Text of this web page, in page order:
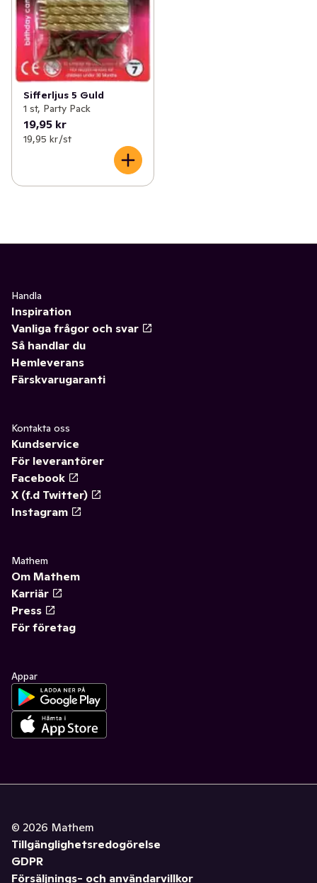
Sifferljus 5 Guld
1 st, Party Pack
19,95 kr
19,95 kr /st
Handla
Inspiration
Vanliga frågor och svar
Så handlar du
Hemleverans
Färskvarugaranti
Kontakta oss
Kundservice
För leverantörer
Facebook
X (f.d Twitter)
Instagram
Mathem
Om Mathem
Karriär
Press
För företag
Appar
© 2026 Mathem
Tillgänglighetsredogörelse
GDPR
Försäljnings- och användarvillkor